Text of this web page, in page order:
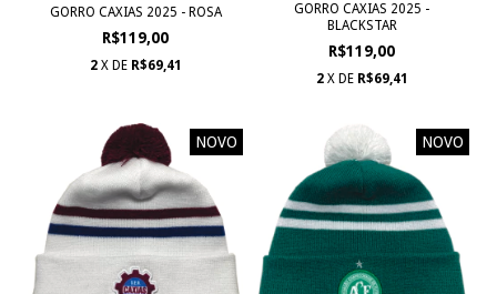
GORRO CAXIAS 2025 - ROSA
R$119,00
2 X DE R$69,41
GORRO CAXIAS 2025 -
BLACKSTAR
R$119,00
2 X DE R$69,41
NOVO NOVO